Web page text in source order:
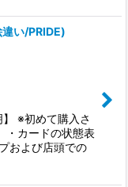
違い/PRIDE)
】 ※初めて購入さ
・カードの状態表
および店頭での